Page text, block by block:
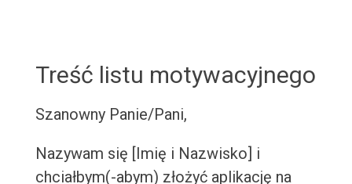
Treść listu motywacyjnego
Szanowny Panie/Pani,
Nazywam się [Imię i Nazwisko] i
chciałbym(-abym) złożyć aplikację na